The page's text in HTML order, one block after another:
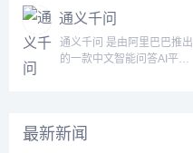
仰：专注通用人工智能
（AGI）技术研发与商业
化...
的设计，帮助用户轻松创作
出吸引眼球的PPT演示文
稿。平台通过自动排版、智
手。二、功...
高效提升写作效率和质量，
让创作更加轻松、愉悦。通
过深入分析文本、智能改写
与续写，笔灵AI写作不仅能
智能模型汇聚了海量数据资
源，构建了广泛的学习库，
通义千问
通义千问 是由阿里巴巴推出
的一款中文智能问答AI平
人工智能领域的重要布局之
一，通义千问采用了深度学
最新新闻